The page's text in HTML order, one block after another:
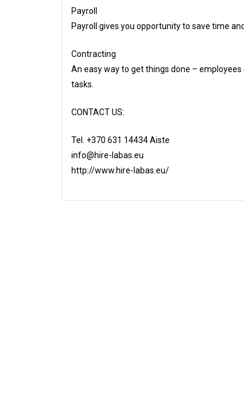
Payroll
Payroll gives you opportunity to save time
Contracting
An easy way to get things done –
tasks.
CONTACT US:
Tel. +370 631 14434 Aiste
info@hire-labas.eu
http://www.hire-labas.eu/